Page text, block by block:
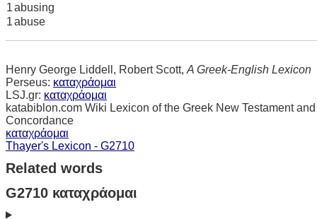
1abusing
1abuse
Henry George Liddell, Robert Scott, A Greek-English Lexicon
Perseus: καταχράομαι
LSJ.gr: καταχράομαι
katabiblon.com Wiki Lexicon of the Greek New Testament and
Concordance
καταχράομαι
Thayer's Lexicon - G2710
Related words
G2710 καταχράομαι